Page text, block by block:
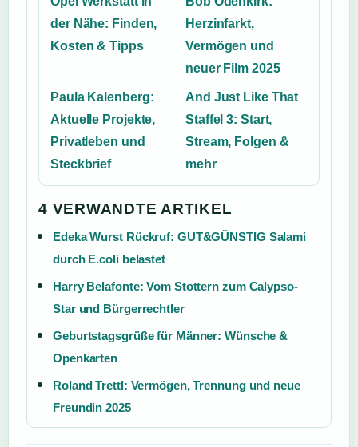
der Nähe: Finden,
Kosten & Tipps
Herzinfarkt,
Vermögen und
neuer Film 2025
Paula Kalenberg:
Aktuelle Projekte,
Privatleben und
Steckbrief
And Just Like That
Staffel 3: Start,
Stream, Folgen &
mehr
4 VERWANDTE ARTIKEL
Edeka Wurst Rückruf: GUT&GÜNSTIG Salami
durch E.coli belastet
Harry Belafonte: Vom Stottern zum Calypso-
Star und Bürgerrechtler
Geburtstagsgrüße für Männer: Wünsche &
Openkarten
Roland Trettl: Vermögen, Trennung und neue
Freundin 2025